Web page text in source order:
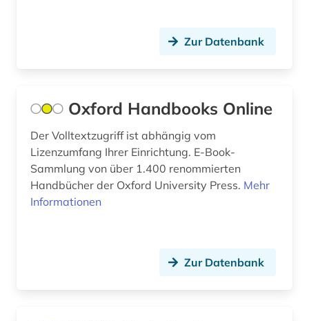
fachdidaktik (1)
faksimile (1)
fernsehen (1)
fid altertumswissenschaften - propylaeum (1)
Zur Datenbank
Oxford Handbooks Online
Der Volltextzugriff ist abhängig vom
Lizenzumfang Ihrer Einrichtung. E-Book-
Sammlung von über 1.400 renommierten
Handbücher der Oxford University Press. Mehr
Informationen
Zur Datenbank